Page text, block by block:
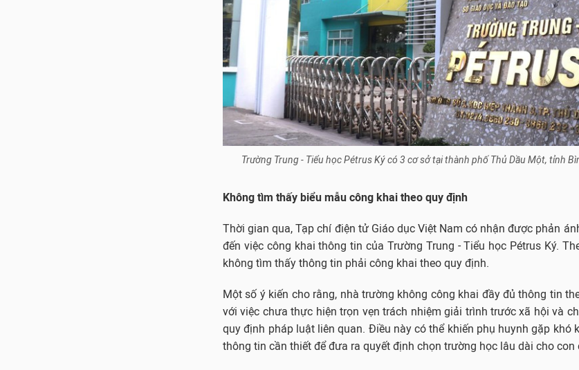
Trường Trung - Tiểu học Pétrus Ký có 3 cơ sở tại thành phố Thủ Dầu Một, tỉnh
Không tìm thấy biểu mẫu công khai theo quy định
Thời gian qua, Tạp chí điện tử Giáo dục Việt Nam có nhận được phản
đến việc công khai thông tin của Trường Trung - Tiểu học Pétrus Ký.
không tìm thấy thông tin phải công khai theo quy định.
Một số ý kiến cho rằng, nhà trường không công khai đầy đủ thông tin
với việc chưa thực hiện trọn vẹn trách nhiệm giải trình trước xã hội và
quy định pháp luật liên quan. Điều này có thể khiến phụ huynh gặp khó
thông tin cần thiết để đưa ra quyết định chọn trường học lâu dài cho con